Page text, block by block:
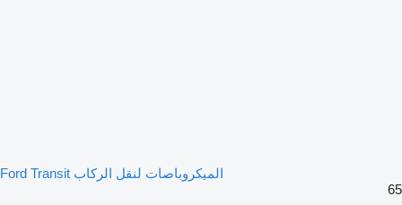
الميكروباصات لنقل الركاب Ford Transit
65